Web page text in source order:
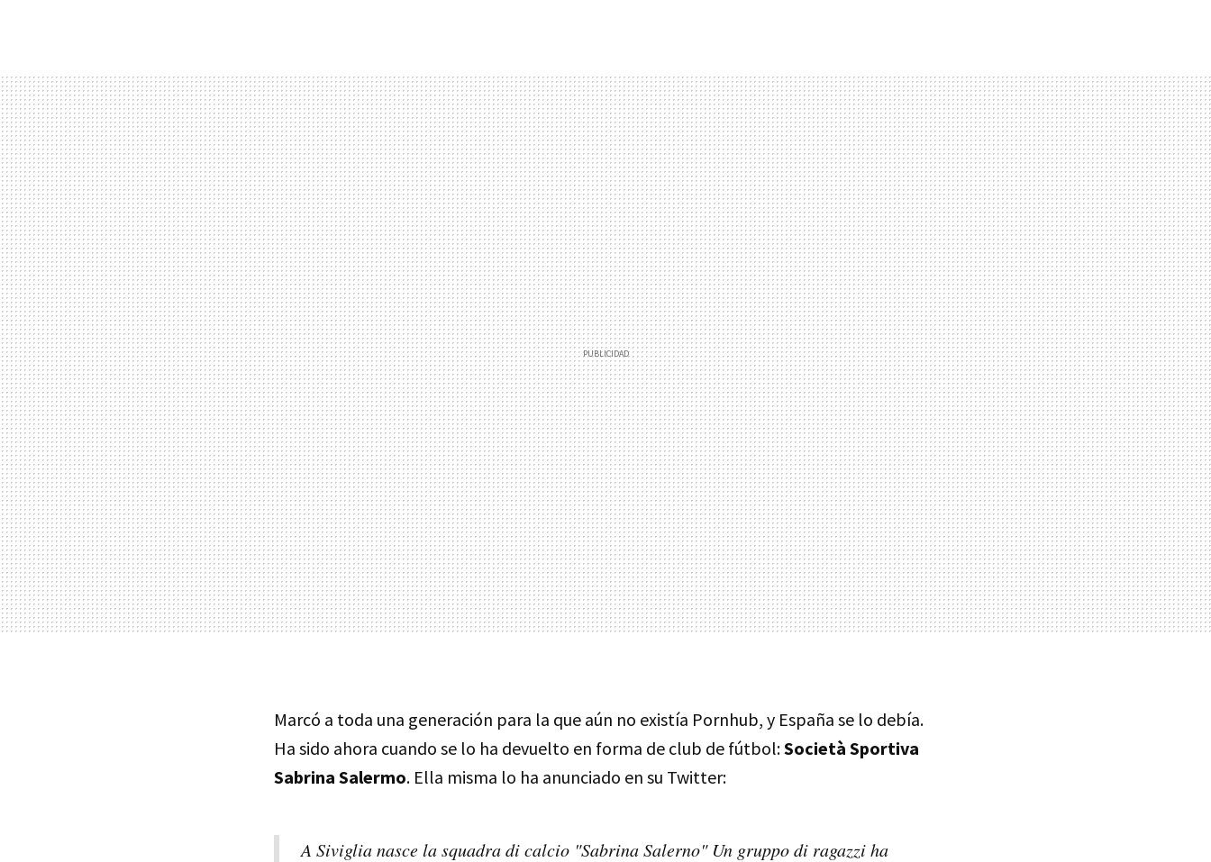
Marcó a toda una generación para la que aún no existía Pornhub, y España se lo debía.
Ha sido ahora cuando se lo ha devuelto en forma de club de fútbol:Società Sportiva
Sabrina Salermo. Ella misma lo ha anunciado en su Twitter:
A Siviglia nasce la squadra di calcio "Sabrina Salerno" Un gruppo di ragazzi ha